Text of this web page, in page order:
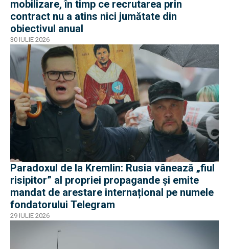
mobilizare, în timp ce recrutarea prin
contract nu a atins nici jumătate din
obiectivul anual
30 IULIE 2026
Paradoxul de la Kremlin: Rusia vânează „fiul
risipitor” al propriei propagande și emite
mandat de arestare internațional pe numele
fondatorului Telegram
29 IULIE 2026